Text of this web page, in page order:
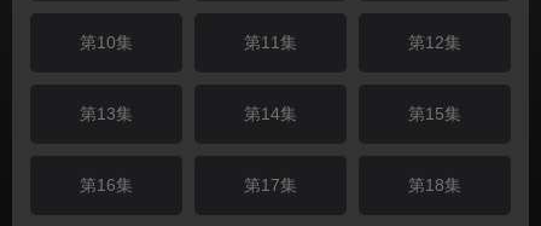
第10集 第11集 第12集
第13集 第14集 第15集
第16集 第17集 第18集